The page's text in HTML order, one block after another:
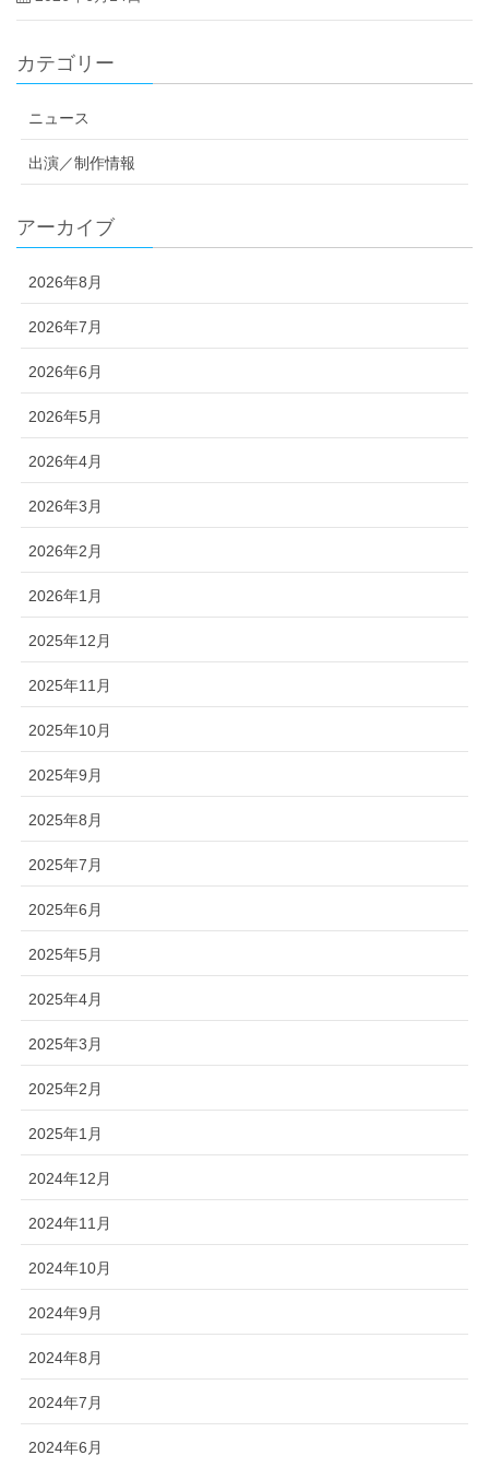
カテゴリー
ニュース
出演／制作情報
アーカイブ
2026年8月
2026年7月
2026年6月
2026年5月
2026年4月
2026年3月
2026年2月
2026年1月
2025年12月
2025年11月
2025年10月
2025年9月
2025年8月
2025年7月
2025年6月
2025年5月
2025年4月
2025年3月
2025年2月
2025年1月
2024年12月
2024年11月
2024年10月
2024年9月
2024年8月
2024年7月
2024年6月